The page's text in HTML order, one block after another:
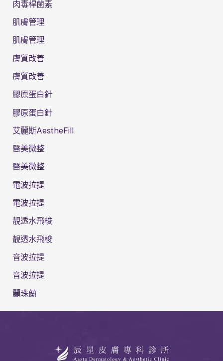
肉毒桿菌素
肌膚管理
肌膚管理
膚質改善
膚質改善
膠原蛋白針
膠原蛋白針
艾麗斯AestheFill
醫美微整
醫美微整
電波拉提
電波拉提
靚透水飛梭
靚透水飛梭
音波拉提
音波拉提
麗珠蘭